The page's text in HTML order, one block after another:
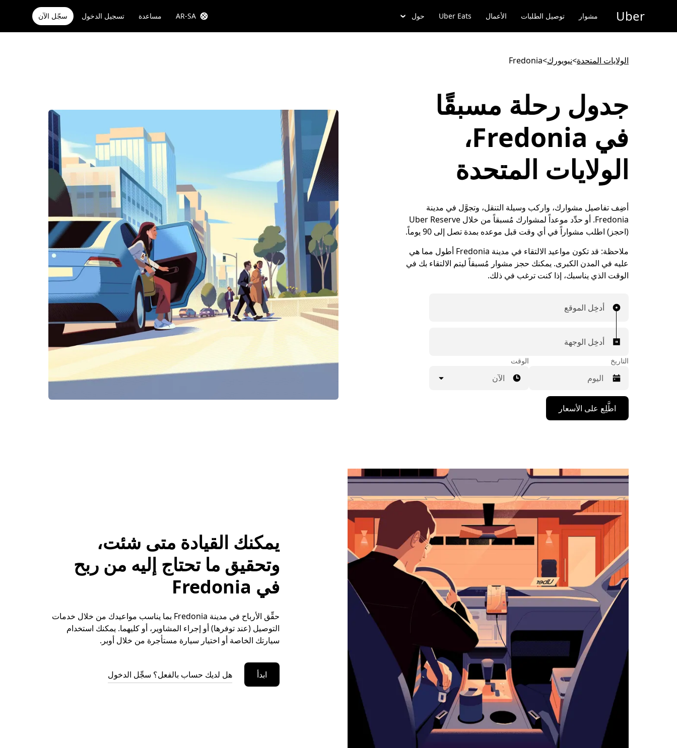
المحتوى
Uber مشوار توصيل الطلبات الأعمال Uber Eats حول AR-SA مساعدة تسجيل الدخول سجّل الآن
الولايات المتحدة>نيويورك>
Fredonia
جدول رحلة مسبقًا
في Fredonia،
الولايات المتحدة
أضِف تفاصيل مشوارك، واركب وسيلة التنقل، وتجوَّل في مدينة
Fredonia. أو حدِّد موعداً لمشوارك مُسبقاً من خلال Uber Reserve
(احجز) اطلب مشواراً في أي وقت قبل موعده بمدة تصل إلى 90 يوماً.
ملاحظة:
قد تكون مواعيد الالتقاء في مدينة Fredonia أطول مما هي
عليه في المدن الكبرى. يمكنك حجز مشوار مُسبقاً ليتم الالتقاء بك في
الوقت الذي يناسبك، إذا كنت ترغب في ذلك.
أدخِل الموقع
أدخِل الوجهة
التاريخ
اضغط
على
مفتاح
التقويم
واختيار
اضغط
زر
الخروج
التقويم.
الوقت
الآن
اطَّلِع على الأسعار
يمكنك القيادة متى شئت،
وتحقيق ما تحتاج إليه من ربح
في Fredonia
حقِّق الأرباح في مدينة Fredonia بما يناسب مواعيدك من خلال خدمات
التوصيل (عند توفرها) أو إجراء المشاوير، أو كليهما. يمكنك استخدام
سيارتك الخاصة أو اختيار سيارة مستأجرة من خلال أوبر.
ابدأ هل لديك حساب بالفعل؟ سجِّل الدخول